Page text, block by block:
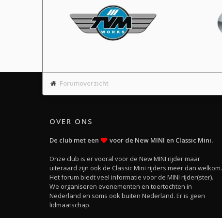
Forumoverzicht
OVER ONS
De club met een voor de New MINI en Classic Mini.
Onze club is er vooral voor de New MINI rijder maar
uiteraard zijn ook de Classic Mini rijders meer dan welkom.
Het forum biedt veel informatie voor de MINI rijder(ster).
We organiseren evenementen en toertochten in
Nederland en soms ook buiten Nederland. Er is geen
lidmaatschap.